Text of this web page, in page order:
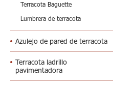
Terracota Baguette
Lumbrera de terracota
Azulejo de pared de terracota
Terracota ladrillo
pavimentadora